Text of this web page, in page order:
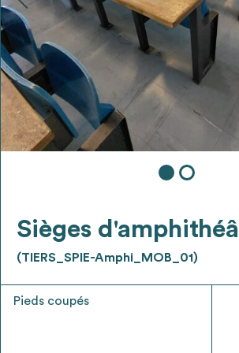
Ajouter les
Transmettre sa
d'intérêt pour
Exporter sa liste et
Être recontacté
stratégies de
Sièges
(TIERS_SPIE-Amphi_MOB_01)
Pieds coupés